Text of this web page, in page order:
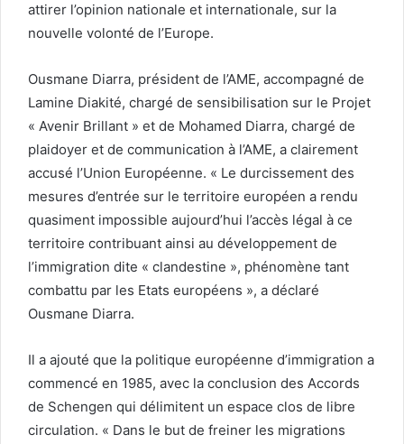
attirer l’opinion nationale et internationale, sur la
nouvelle volonté de l’Europe.
Ousmane Diarra, président de l’AME, accompagné de
Lamine Diakité, chargé de sensibilisation sur le Projet
« Avenir Brillant » et de Mohamed Diarra, chargé de
plaidoyer et de communication à l’AME, a clairement
accusé l’Union Européenne. « Le durcissement des
mesures d’entrée sur le territoire européen a rendu
quasiment impossible aujourd’hui l’accès légal à ce
territoire contribuant ainsi au développement de
l’immigration dite « clandestine », phénomène tant
combattu par les Etats européens », a déclaré
Ousmane Diarra.
Il a ajouté que la politique européenne d’immigration a
commencé en 1985, avec la conclusion des Accords
de Schengen qui délimitent un espace clos de libre
circulation. « Dans le but de freiner les migrations